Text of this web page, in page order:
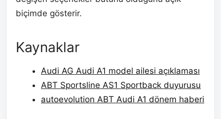
biçimde gösterir.
Kaynaklar
Audi AG Audi A1 model ailesi açıklaması
ABT Sportsline AS1 Sportback duyurusu
autoevolution ABT Audi A1 dönem haberi